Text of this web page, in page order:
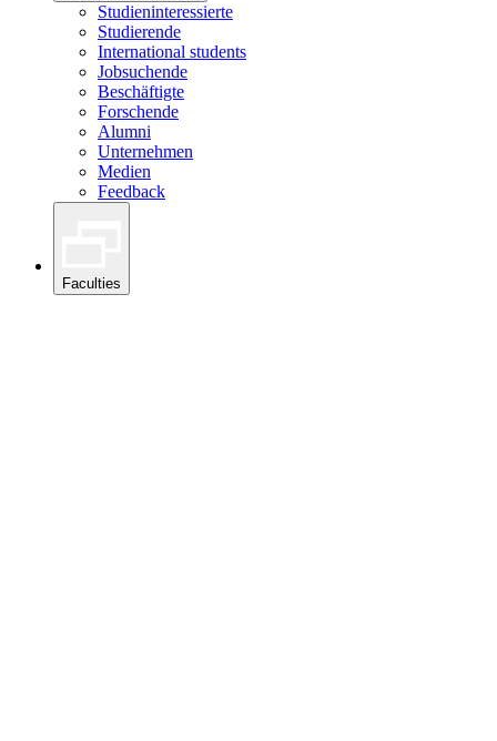
Studieninteressierte
Studierende
International students
Jobsuchende
Beschäftigte
Forschende
Alumni
Unternehmen
Medien
Feedback
Faculties